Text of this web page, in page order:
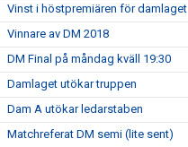
Vinst i höstpremiären för damlaget
Vinnare av DM 2018
DM Final på måndag kväll 19:30
Damlaget utökar truppen
Dam A utökar ledarstaben
Matchreferat DM semi (lite sent)